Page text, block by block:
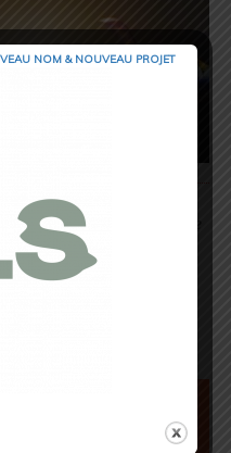
à un Trail
difficulté majeure pour être
slogan, mais le
NOM & NOUVEAU PROJET